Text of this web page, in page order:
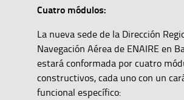
Cuatro módulos:
La nueva sede de la Dirección
Navegación Aérea de ENAIRE en
estará conformada por cuatro
constructivos, cada uno con un
funcional específico: